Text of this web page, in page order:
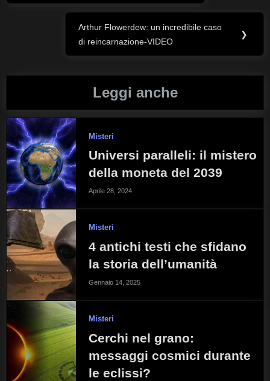
Next
Post:
Arthur Flowerdew: un incredibile caso
di reincarnazione-VIDEO
❯
Leggi anche
Misteri
Universi paralleli: il mistero
della moneta del 2039
Aprile 28, 2024
Misteri
4 antichi testi che sfidano
la storia dell’umanità
Gennaio 14, 2025
Misteri
Cerchi nel grano:
messaggi cosmici durante
le eclissi?